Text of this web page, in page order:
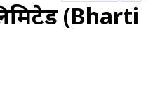
(Bharti